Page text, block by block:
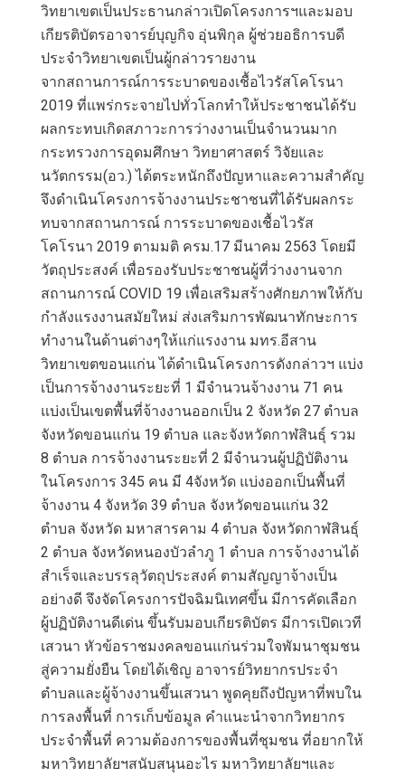
วิทยาเขตเป็นประธานกล่าวเปิดโครงการฯและมอบ
เกียรติบัตรอาจารย์บุญกิจ อุ่นพิกุล ผู้ช่วยอธิการบดี
ประจำวิทยาเขตเป็นผู้กล่าวรายงาน
จากสถานการณ์การระบาดของเชื้อไวรัสโคโรนา
2019 ที่แพร่กระจายไปทั่วโลกทำให้ประชาชนได้รับ
ผลกระทบเกิดสภาวะการว่างงานเป็นจำนวนมาก
กระทรวงการอุดมศึกษา วิทยาศาสตร์ วิจัยและ
นวัตกรรม(อว.) ได้ตระหนักถึงปัญหาและความสำคัญ
จึงดำเนินโครงการจ้างงานประชาชนที่ได้รับผลกระ
ทบจากสถานการณ์ การระบาดของเชื้อไวรัส
โคโรนา 2019 ตามมติ ครม.17 มีนาคม 2563 โดยมี
วัตถุประสงค์ เพื่อรองรับประชาชนผู้ที่ว่างงานจาก
สถานการณ์ COVID 19 เพื่อเสริมสร้างศักยภาพให้กับ
กำลังแรงงานสมัยใหม่ ส่งเสริมการพัฒนาทักษะการ
ทำงานในด้านต่างๆให้แก่แรงงาน มทร.อีสาน
วิทยาเขตขอนแก่น ได้ดำเนินโครงการดังกล่าวฯ แบ่ง
เป็นการจ้างงานระยะที่ 1 มีจำนวนจ้างงาน 71 คน
แบ่งเป็นเขตพื้นที่จ้างงานออกเป็น 2 จังหวัด 27 ตำบล
จังหวัดขอนแก่น 19 ตำบล และจังหวัดกาฬสินธุ์ รวม
8 ตำบล การจ้างงานระยะที่ 2 มีจำนวนผู้ปฏิบัติงาน
ในโครงการ 345 คน มี 4จังหวัด แบ่งออกเป็นพื้นที่
จ้างงาน 4 จังหวัด 39 ตำบล จังหวัดขอนแก่น 32
ตำบล จังหวัด มหาสารคาม 4 ตำบล จังหวัดกาฬสินธุ์
2 ตำบล จังหวัดหนองบัวลำภู 1 ตำบล การจ้างงานได้
สำเร็จและบรรลุวัตถุประสงค์ ตามสัญญาจ้างเป็น
อย่างดี จึงจัดโครงการปัจฉิมนิเทศขึ้น มีการคัดเลือก
ผู้ปฏิบัติงานดีเด่น ขึ้นรับมอบเกียรติบัตร มีการเปิดเวที
เสวนา หัวข้อราชมงคลขอนแก่นร่วมใจพัมนาชุมชน
สู่ความยั่งยืน โดยได้เชิญ อาจารย์วิทยากรประจำ
ตำบลและผู้จ้างงานขึ้นเสวนา พูดคุยถึงปัญหาที่พบใน
การลงพื้นที่ การเก็บข้อมูล คำแนะนำจากวิทยากร
ประจำพื้นที่ ความต้องการของพื้นที่ชุมชน ที่อยากให้
มหาวิทยาลัยฯสนับสนุนอะไร มหาวิทยาลัยฯและ